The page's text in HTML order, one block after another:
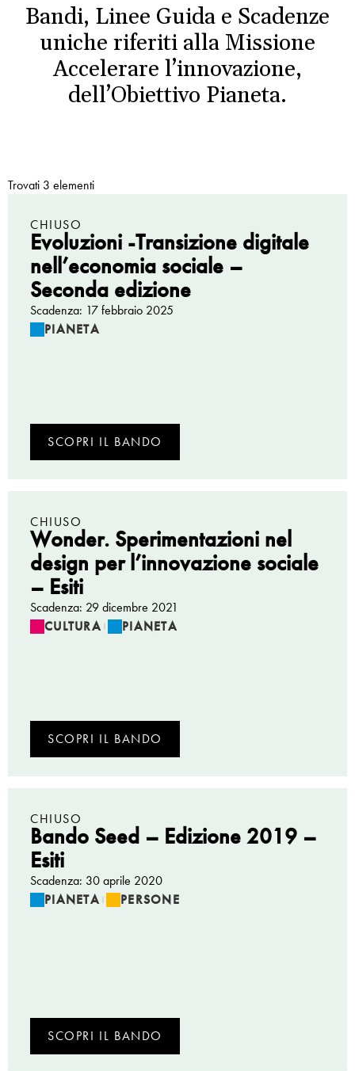
Bandi, Linee Guida e Scadenze
uniche riferiti alla Missione
Accelerare l’innovazione,
dell’Obiettivo Pianeta.
Trovati 3 elementi
CHIUSO
Evoluzioni -Transizione digitale
nell’economia sociale –
Seconda edizione
Scadenza: 17 febbraio 2025
PIANETA
SCOPRI IL BANDO
CHIUSO
Wonder. Sperimentazioni nel
design per l’innovazione sociale
– Esiti
Scadenza: 29 dicembre 2021
CULTURA | PIANETA
SCOPRI IL BANDO
CHIUSO
Bando Seed – Edizione 2019 –
Esiti
Scadenza: 30 aprile 2020
PIANETA | PERSONE
SCOPRI IL BANDO